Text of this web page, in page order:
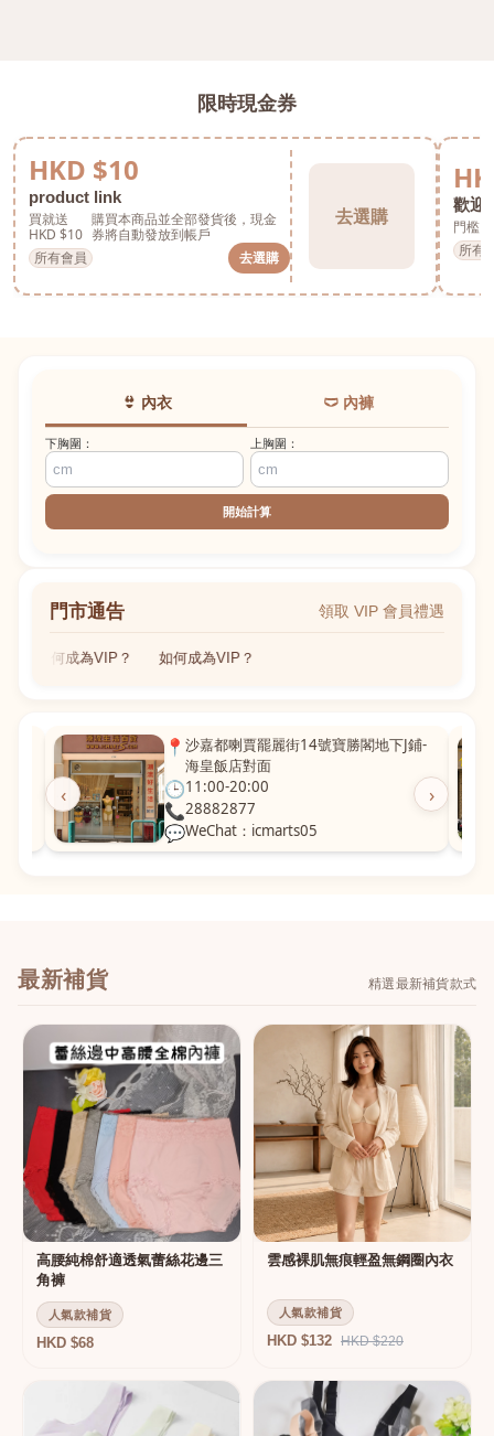
限時現金券
HKD $10
product link
買就送
HKD $10
購買本商品並全部發貨後，現金
券將自動發放到帳戶
所有會員
去選購
去選購
歡迎
門檻
所有
👙 內衣 🩲 內褲
下胸圍： 上胸圍：
開始計算
門市通告 領取 VIP 會員禮遇
如何成為VIP？ 如何成為VIP？
‹ ›
📍 沙嘉都喇賈罷麗街14號寶勝閣地下J鋪-
海皇飯店對面
🕒11:00-20:00
📞28882877
💬WeChat：icmarts05
最新補貨 精選最新補貨款式
高腰純棉舒適透氣蕾絲花邊三
角褲
人氣款補貨
HKD $68
雲感裸肌無痕輕盈無鋼圈內衣
人氣款補貨
HKD $132 HKD $220